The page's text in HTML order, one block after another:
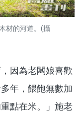
材的河道。(攝
因為老闆娘喜歡
年，餵飽無數加
點在米。」施老